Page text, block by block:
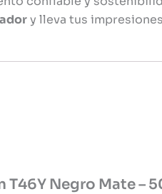
y lleva tus
T46Y Negro Mate –